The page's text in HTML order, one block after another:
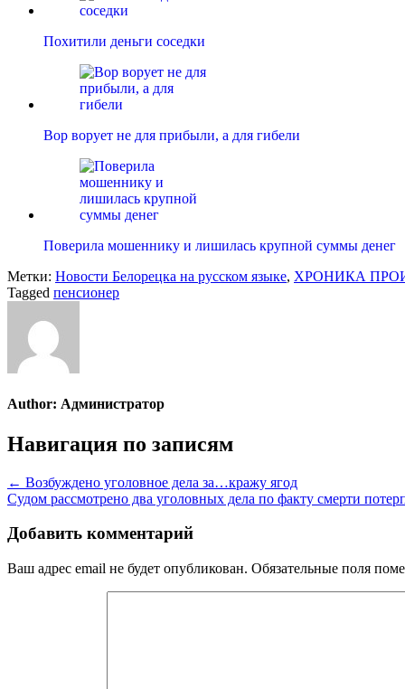
Похитили деньги соседки
Вор ворует не для прибыли, а для гибели
Поверила мошеннику и лишилась крупной суммы денег
Метки: Новости Белорецка на русском языке, ХРОНИКА
Tagged пенсионер
Author: Администратор
Навигация по записям
← Возбуждено уголовное дела за…кражу ягод
Судом рассмотрено два уголовных дела по факту смерти
Добавить комментарий
Ваш адрес email не будет опубликован. Обязательные поля